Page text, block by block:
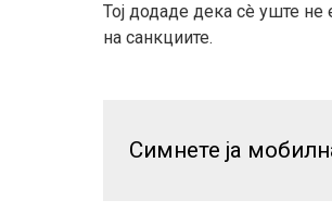
Тој додаде дека сè уште
на санкциите.
Симнете ја